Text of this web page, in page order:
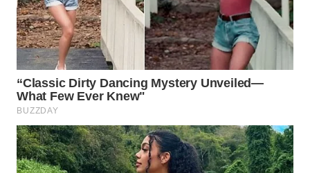
WAHANA
ADVOKAT
WAHANA
INFRASTRUKTUR
WAHANA
KONSUMEN